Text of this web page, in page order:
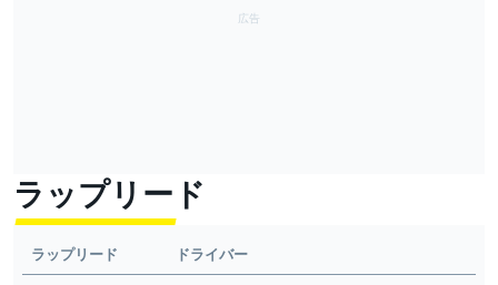
ラップリード
ラップリード ドライバー